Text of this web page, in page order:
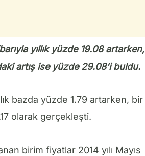
yıllık yüzde 19.08 artarken,
artış ise yüzde 29.08’i buldu.
bazda yüzde 1.79 artarken, bir
olarak gerçekleşti.
birim fiyatlar 2014 yılı Mayıs